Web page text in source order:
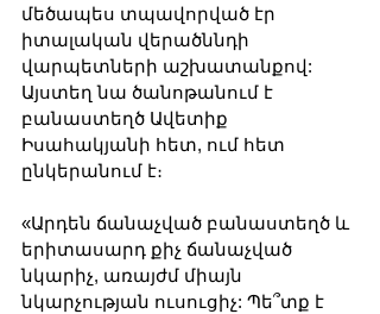
մեծապես տպավորված էր
իտալական վերածննդի
վարպետների աշխատանքով:
Այստեղ նա ծանոթանում է
բանաստեղծ Ավետիք
Իսահակյանի հետ, ում հետ
ընկերանում է։
«Արդեն ճանաչված բանաստեղծ և
երիտասարդ քիչ ճանաչված
նկարիչ, առայժմ միայն
նկարչության ուսուցիչ: Պե՞տք է